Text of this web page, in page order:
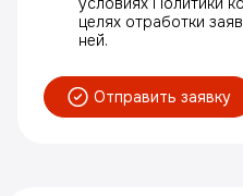
целях отработки
ней.
Отправить заявку